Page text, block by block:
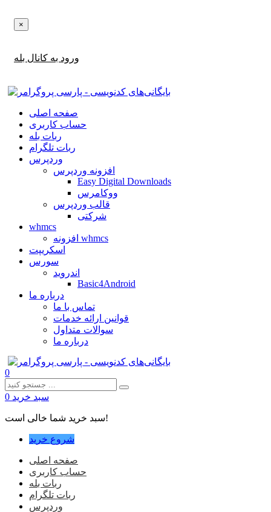
×
ورود به کانال بله
صفحه اصلی
حساب کاربری
ربات بله
ربات تلگرام
وردپرس
افزونه وردپرس
Easy Digital Downloads
ووکامرس
قالب وردپرس
شرکتی
whmcs
افزونه whmcs
اسکریپت
سورس
اندروید
Basic4Android
درباره ما
تماس با ما
قوانین ارائه خدمات
سوالات متداول
درباره ما
0
سبد خرید 0
سبد خرید شما خالی است!
شروع خرید
صفحه اصلی
حساب کاربری
ربات بله
ربات تلگرام
وردپرس